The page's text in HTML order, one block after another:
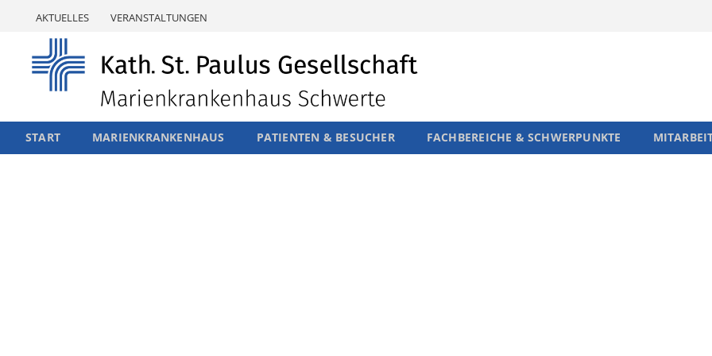
AKTUELLES VERANSTALTUNGEN
START MARIENKRANKENHAUS PATIENTEN & BESUCHER FACHBEREICHE & SCHWERPUNKTE